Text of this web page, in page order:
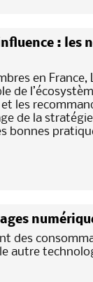
: les
en
de
les
de la
bonnes
des
autre